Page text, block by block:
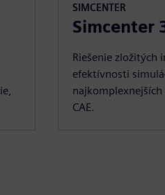
SIMCENTER
Simcenter
Riešenie zložitých
efektívnosti
CAE.